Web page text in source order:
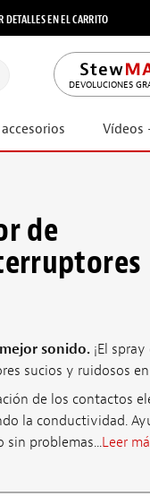
DETALLES EN EL CARRITO
DEVOLUCIONES
Vídeos
de
sonido.¡El spray
sucios y ruidosos
de los contactos
la conductividad.
problemas...Leer